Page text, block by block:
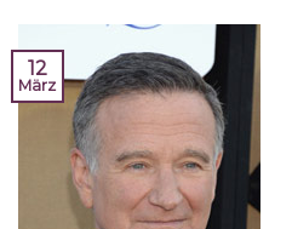
12
März